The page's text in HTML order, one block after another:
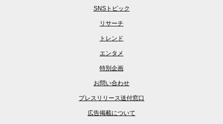
SNSトピック
リサーチ
トレンド
エンタメ
特別企画
お問い合わせ
プレスリリース送付窓口
広告掲載について